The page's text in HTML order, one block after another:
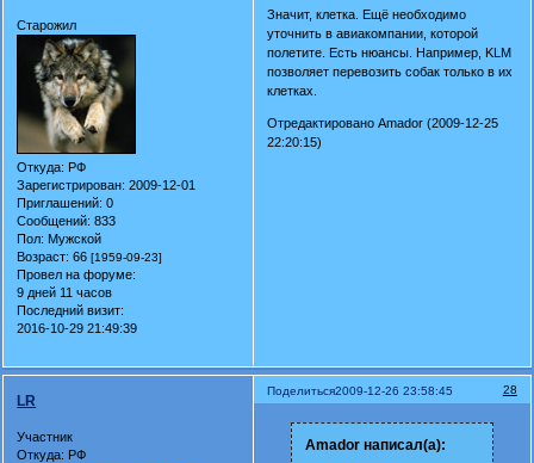
Старожил
Откуда: РФ
Зарегистрирован: 2009-12-01
Приглашений: 0
Сообщений: 833
Пол: Мужской
Возраст: 66[1959-09-23]
Провел на форуме:
9 дней 11 часов
Последний визит:
2016-10-29 21:49:39
Значит, клетка. Ещё необходимо
уточнить в авиакомпании, которой
полетите. Есть нюансы. Например, KLM
позволяет перевозить собак только в их
клетках.
Отредактировано Amador (2009-12-25
22:20:15)
Поделиться 28
2009-12-26 23:58:45
LR
Участник
Откуда: РФ
Amador написал(а):